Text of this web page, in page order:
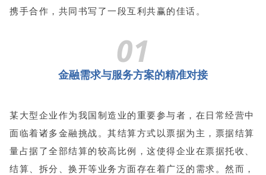
携手合作，共同书写了一段互利共赢的佳话。
01
金融需求与服务方案的精准对接
某大型企业作为我国制造业的重要参与者，在日常经营中
面临着诸多金融挑战。其结算方式以票据为主，票据结算
量占据了全部结算的较高比例，这使得企业在票据托收、
结算、拆分、换开等业务方面存在着广泛的需求。然而，